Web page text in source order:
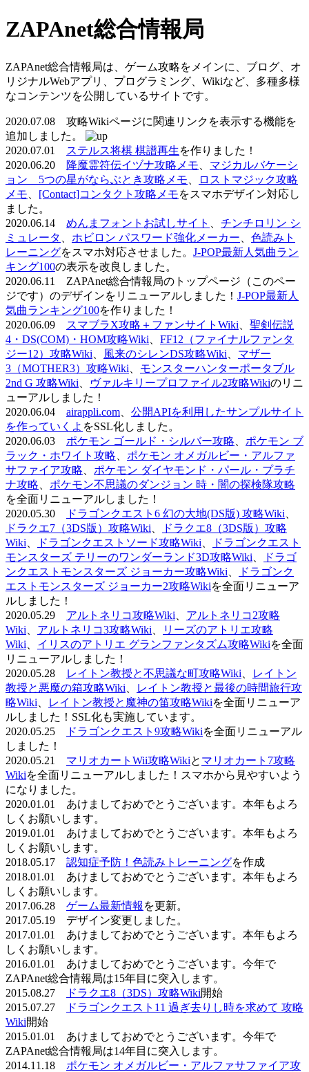
ZAPAnet総合情報局
ZAPAnet総合情報局は、ゲーム攻略をメインに、ブログ、オ
リジナルWebアプリ、プログラミング、Wikiなど、多種多様
なコンテンツを公開しているサイトです。
2020.07.08 攻略Wikiページに関連リンクを表示する機能を
追加しました。
2020.07.01
ステルス将棋 棋譜再生を作りました！
2020.06.20
降魔霊符伝イヅナ攻略メモ
マジカルバケーシ
ョン 5つの星がならぶとき攻略メモ
ロストマジック攻略
メモ
[Contact]コンタクト攻略メモをスマホデザイン対応し
ました。
2020.06.14 めんまフォントお試しサイト
チンチロリン シ
ミュレータ
ホビロン パスワード強化メーカー
色読みト
レーニングをスマホ対応させました。 J-POP最新人気曲ラン
キング100の表示を改良しました。
2020.06.11 ZAPAnet総合情報局のトップページ（このペー
ジです）のデザインをリニューアルしました！ J-POP最新人
気曲ランキング100を作りました！
2020.06.09
スマブラX攻略＋ファンサイトWiki
聖剣伝説
4・DS(COM)・HOM攻略Wiki
FF12（ファイナルファンタ
ジー12）攻略Wiki
風来のシレンDS攻略Wiki
マザー
3（MOTHER3）攻略Wiki
モンスターハンターポータブル
2nd G 攻略Wiki
ヴァルキリープロファイル2攻略Wikiのリニ
ューアルしました！
2020.06.04 airappli.com
公開APIを利用したサンプルサイト
を作っていくよ をSSL化しました。
2020.06.03 ポケモン ゴールド・シルバー攻略
ポケモン ブ
ラック・ホワイト攻略
ポケモン オメガルビー・アルファ
サファイア攻略
ポケモン ダイヤモンド・パール・プラチ
ナ攻略
ポケモン不思議のダンジョン 時・闇の探検隊攻略
を全面リニューアルしました！
2020.05.30
ドラゴンクエスト6 幻の大地(DS版) 攻略Wiki
ドラクエ7（3DS版）攻略Wiki
ドラクエ8（3DS版）攻略
Wiki
ドラゴンクエストソード攻略Wiki
ドラゴンクエスト
モンスターズ テリーのワンダーランド3D攻略Wiki
ドラゴ
ンクエストモンスターズ ジョーカー攻略Wiki
ドラゴンク
エストモンスターズ ジョーカー2攻略Wikiを全面リニューア
ルしました！
2020.05.29 アルトネリコ攻略Wiki
アルトネリコ2攻略
Wiki
アルトネリコ3攻略Wiki
リーズのアトリエ攻略
Wiki
イリスのアトリエ グランファンタズム攻略Wikiを全面
リニューアルしました！
2020.05.28
レイトン教授と不思議な町攻略Wiki
レイトン
教授と悪魔の箱攻略Wiki
レイトン教授と最後の時間旅行攻
略Wiki
レイトン教授と魔神の笛攻略Wikiを全面リニューア
ルしました！SSL化も実施しています。
2020.05.25
ドラゴンクエスト9攻略Wikiを全面リニューアル
しました！
2020.05.21 マリオカートWii攻略Wikiと マリオカート7攻略
Wikiを全面リニューアルしました！スマホから見やすいよう
になりました。
2020.01.01 あけましておめでとうございます。本年もよろ
しくお願いします。
2019.01.01 あけましておめでとうございます。本年もよろ
しくお願いします。
2018.05.17 認知症予防！色読みトレーニングを作成
2018.01.01 あけましておめでとうございます。本年もよろ
しくお願いします。
2017.06.28 ゲーム最新情報 を更新。
2017.05.19 デザイン変更しました。
2017.01.01 あけましておめでとうございます。本年もよろ
しくお願いします。
2016.01.01 あけましておめでとうございます。今年で
ZAPAnet総合情報局は15年目に突入します。
2015.08.27
ドラクエ8（3DS）攻略Wiki開始
2015.07.27
ドラゴンクエスト11 過ぎ去りし時を求めて 攻略
Wiki開始
2015.01.01 あけましておめでとうございます。今年で
ZAPAnet総合情報局は14年目に突入します。
2014.11.18 ポケモン オメガルビー・アルファサファイア攻